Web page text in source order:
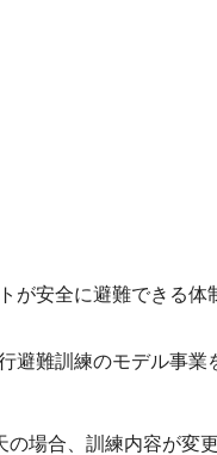
安全に避難できる
難訓練のモデル事
合、訓練内容が変更